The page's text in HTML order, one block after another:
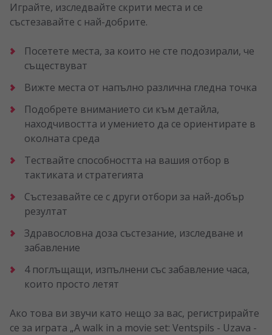
Играйте, изследвайте скрити места и се
състезавайте с най-добрите.
Посетете места, за които не сте подозирали, че
съществуват
Вижте места от напълно различна гледна точка
Подобрете вниманието си към детайла,
находчивостта и умението да се ориентирате в
околната среда
Тествайте способността на вашия отбор в
тактиката и стратегията
Състезавайте се с други отбори за най-добър
резултат
Здравословна доза състезание, изследване и
забавление
4 поглъщащи, изпълнени със забавление часа,
които просто летят
Ако това ви звучи като нещо за вас, регистрирайте
се за играта „A walk in a movie set: Ventspils - Uzava -